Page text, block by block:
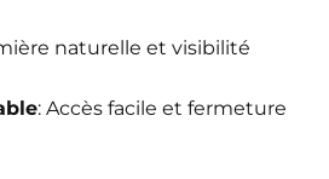
naturelle et visibilité
: Accès facile et fermeture